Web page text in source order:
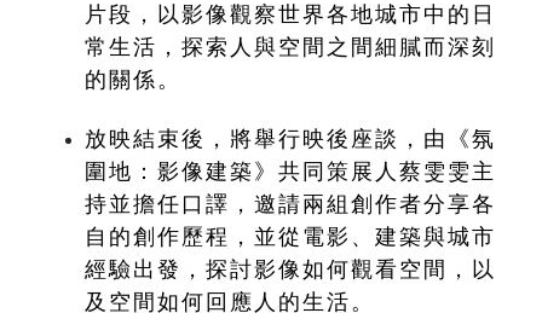
片段，以影像觀察世界各地城市中的日
常生活，探索人與空間之間細膩而深刻
的關係。
放映結束後，將舉行映後座談，由《氛
圍地：影像建築》共同策展人蔡雯雯主
持並擔任口譯，邀請兩組創作者分享各
自的創作歷程，並從電影、建築與城市
經驗出發，探討影像如何觀看空間，以
及空間如何回應人的生活。